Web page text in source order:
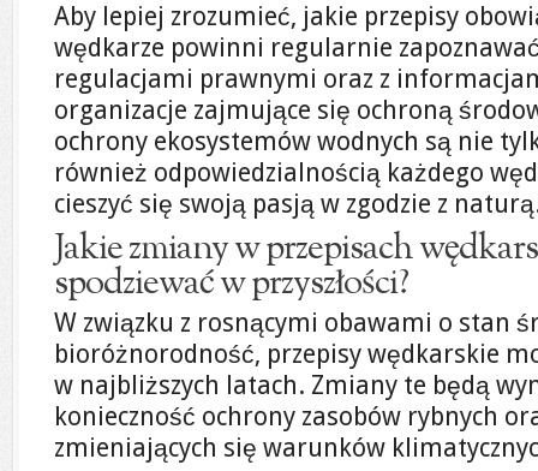
Aby lepiej zrozumieć, jakie przepisy
wędkarze powinni regularnie
regulacjami prawnymi oraz z
organizacje zajmujące się ochroną
ochrony ekosystemów wodnych są nie
również odpowiedzialnością każdego
cieszyć się swoją pasją w zgodzie z
Jakie zmiany w przepisach
spodziewać w przyszłości?
W związku z rosnącymi obawami o stan
bioróżnorodność, przepisy wędkarskie
w najbliższych latach. Zmiany te będą
konieczność ochrony zasobów rybnych
zmieniających się warunków